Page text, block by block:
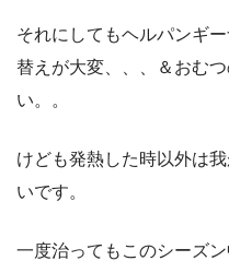
それにしてもヘルパンギ
替えが大変、、、＆おむ
い。。
けども発熱した時以外は
いです。
一度治ってもこのシーズ